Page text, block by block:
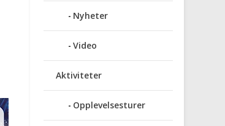
Nyheter
Video
Aktiviteter
Opplevelsesturer